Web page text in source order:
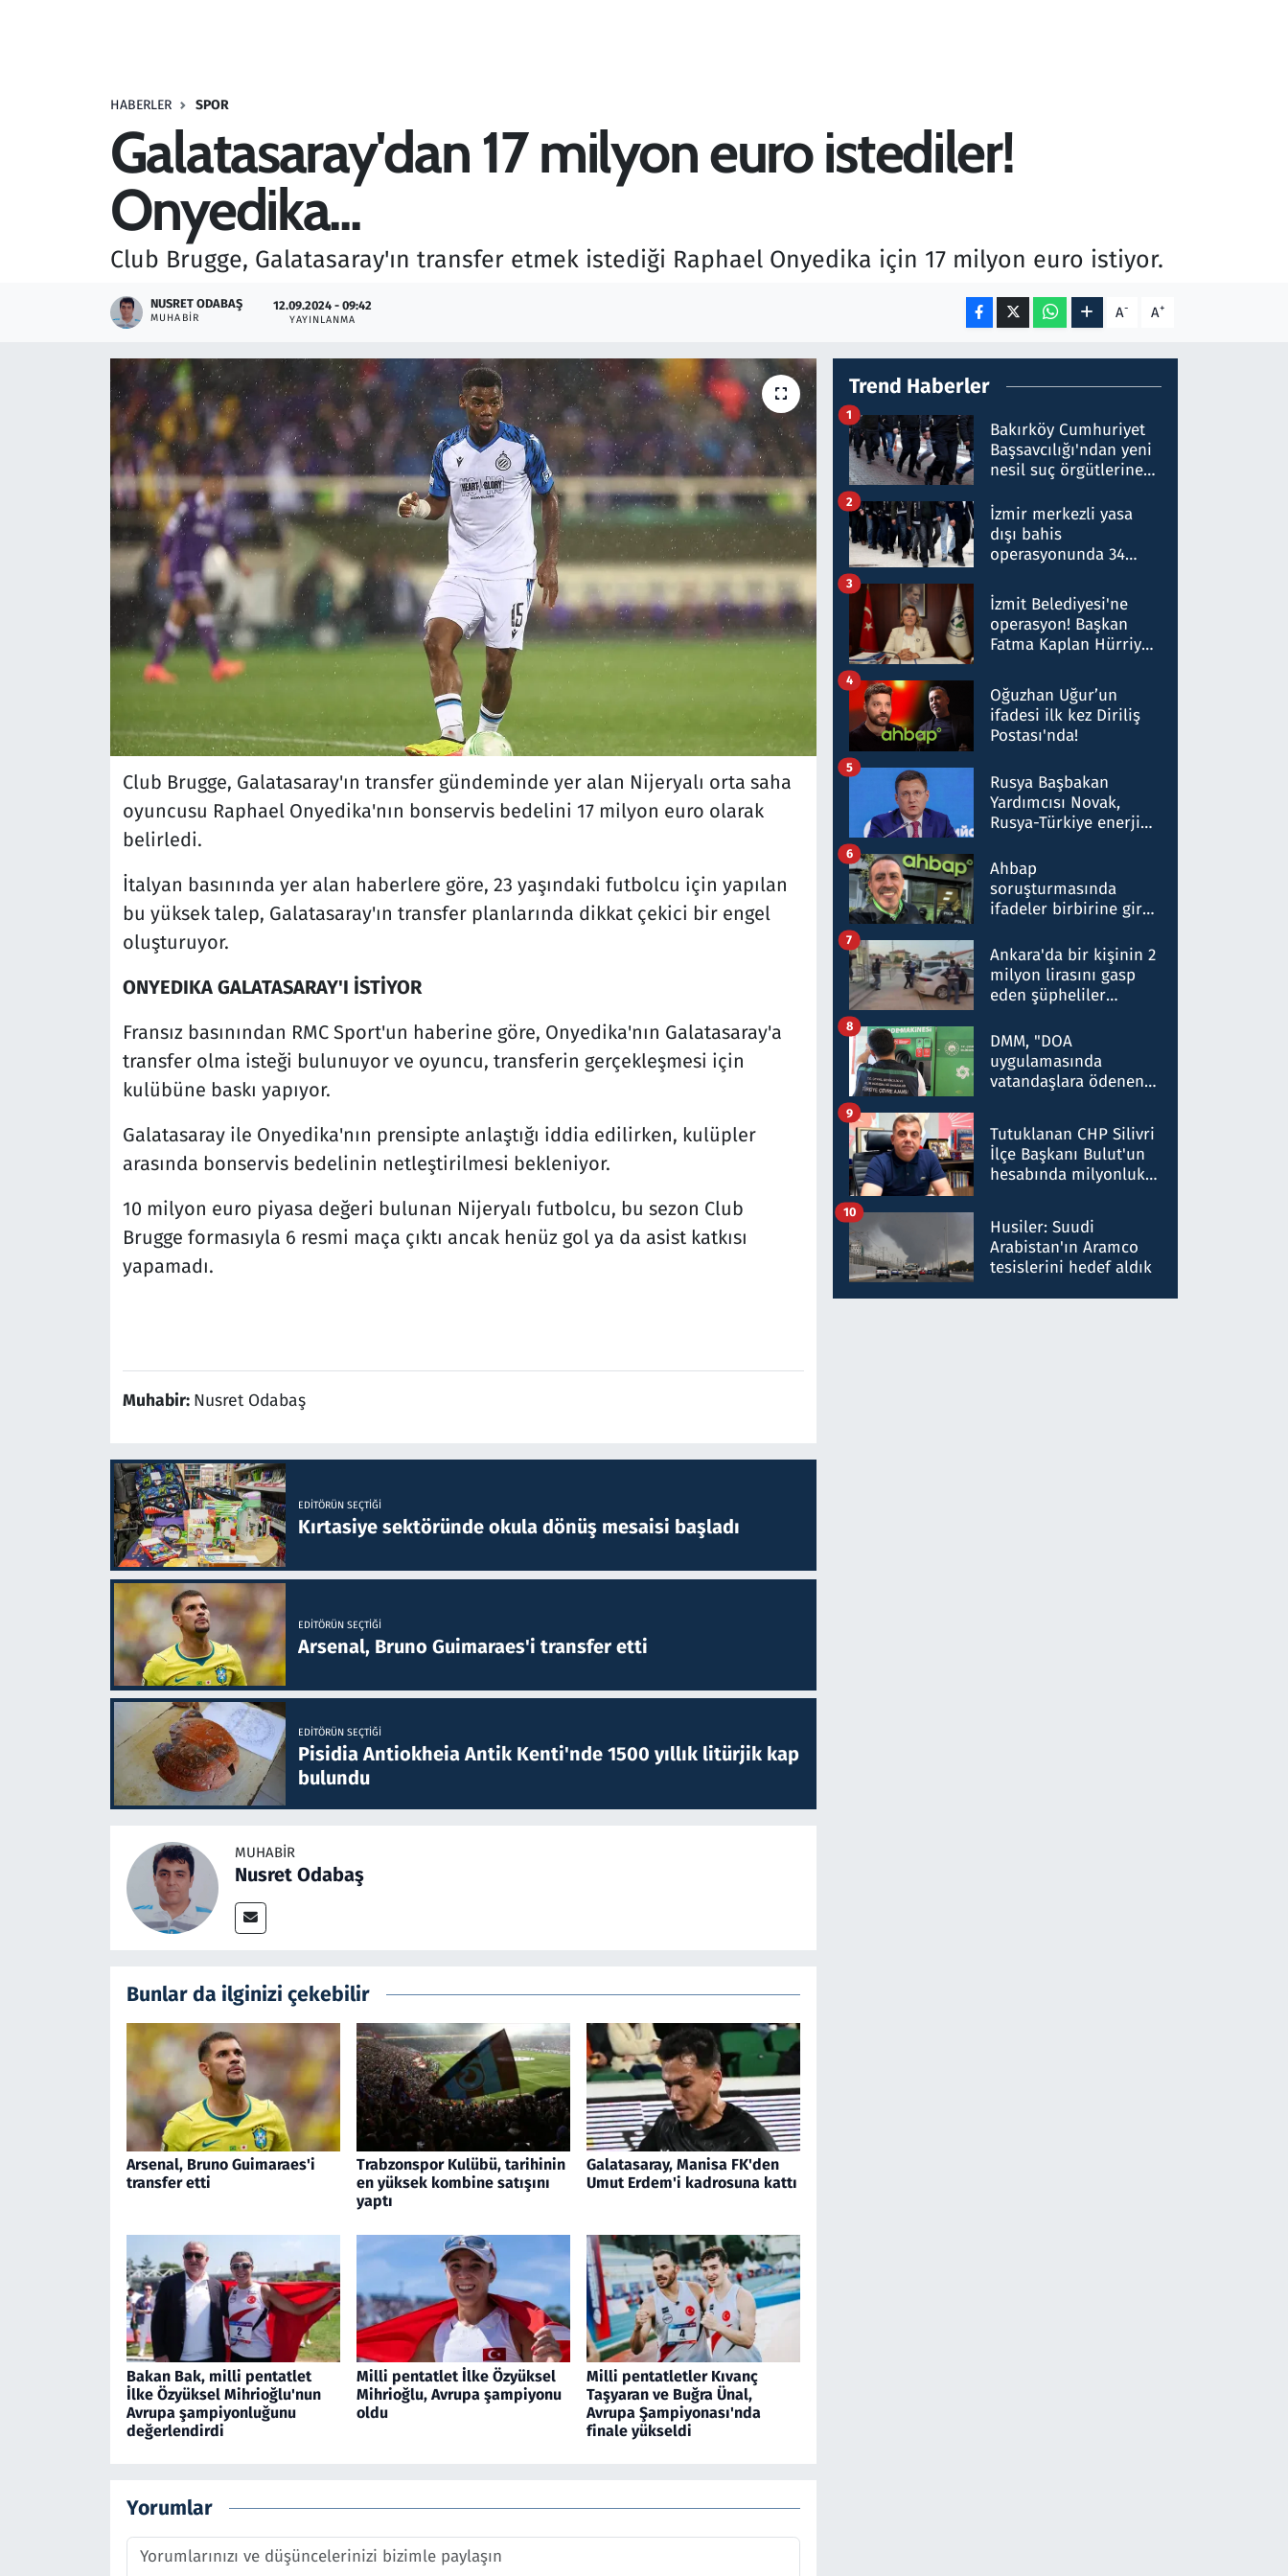
HABERLER SPOR
Galatasaray'dan 17 milyon euro istediler!
Onyedika...
Club Brugge, Galatasaray'ın transfer etmek istediği Raphael Onyedika için 17 milyon euro istiyor.
NUSRET ODABAŞ
MUHABIR
12.09.2024 - 09:42
YAYINLANMA A- A+
Club Brugge, Galatasaray'ın transfer gündeminde yer alan Nijeryalı orta saha
oyuncusu Raphael Onyedika'nın bonservis bedelini 17 milyon euro olarak
belirledi.
İtalyan basınında yer alan haberlere göre, 23 yaşındaki futbolcu için yapılan
bu yüksek talep, Galatasaray'ın transfer planlarında dikkat çekici bir engel
oluşturuyor.
ONYEDIKA GALATASARAY'I İSTİYOR
Fransız basınından RMC Sport'un haberine göre, Onyedika'nın Galatasaray'a
transfer olma isteği bulunuyor ve oyuncu, transferin gerçekleşmesi için
kulübüne baskı yapıyor.
Galatasaray ile Onyedika'nın prensipte anlaştığı iddia edilirken, kulüpler
arasında bonservis bedelinin netleştirilmesi bekleniyor.
10 milyon euro piyasa değeri bulunan Nijeryalı futbolcu, bu sezon Club
Brugge formasıyla 6 resmi maça çıktı ancak henüz gol ya da asist katkısı
yapamadı.
Muhabir: Nusret Odabaş
EDITÖRÜN SEÇTIĞI
Kırtasiye sektöründe okula dönüş mesaisi başladı
EDITÖRÜN SEÇTIĞI
Arsenal, Bruno Guimaraes'i transfer etti
EDITÖRÜN SEÇTIĞI
Pisidia Antiokheia Antik Kenti'nde 1500 yıllık litürjik kap
bulundu
MUHABIR
Nusret Odabaş
Bunlar da ilginizi çekebilir
Arsenal, Bruno Guimaraes'i
transfer etti
Trabzonspor Kulübü, tarihinin
en yüksek kombine satışını
yaptı
Galatasaray, Manisa FK'den
Umut Erdem'i kadrosuna kattı
Bakan Bak, milli pentatlet
İlke Özyüksel Mihrioğlu'nun
Avrupa şampiyonluğunu
değerlendirdi
Milli pentatlet İlke Özyüksel
Mihrioğlu, Avrupa şampiyonu
oldu
Milli pentatletler Kıvanç
Taşyaran ve Buğra Ünal,
Avrupa Şampiyonası'nda
finale yükseldi
Yorumlar
Trend Haberler
Bakırköy Cumhuriyet
Başsavcılığı'ndan yeni
nesil suç örgütlerine
hakkında gözaltı kararı
1
İzmir merkezli yasa
dışı bahis
operasyonunda 34
Milyar liralık para
trafiği tespit edildi
2
İzmit Belediyesi'ne
operasyon! Başkan
Fatma Kaplan Hürriyet
3
Oğuzhan Uğur’un
ifadesi ilk kez Diriliş
Postası'nda!
4
Rusya Başbakan
Yardımcısı Novak,
Rusya-Türkiye enerji
nitelikte olduğunu
belirtti
5
Ahbap
soruşturmasında
ifadeler birbirine girdi:
ifadelerinden ortaya
çıkan tablo şok etti
6
Ankara'da bir kişinin 2
milyon lirasını gasp
eden şüpheliler
7
DMM, "DOA
uygulamasında
vatandaşlara ödenen
düşürüldüğü" iddiasını
yalanladı
8
Tutuklanan CHP Silivri
İlçe Başkanı Bulut'un
hesabında milyonluk
talimat verdi, ben
gönderdim
9
Husiler: Suudi
Arabistan'ın Aramco
tesislerini hedef aldık
10
Savunma Sanayi
Televizyon